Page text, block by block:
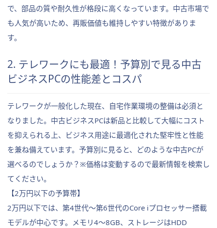
で、部品の質や耐久性が格段に高くなっています。中古市場で
も人気が高いため、再販価値も維持しやすい特徴がありま
す。
2. テレワークにも最適！予算別で見る中古
ビジネスPCの性能差とコスパ
テレワークが一般化した現在、自宅作業環境の整備は必須と
なりました。中古ビジネスPCは新品と比較して大幅にコスト
を抑えられる上、ビジネス用途に最適化された堅牢性と性能
を兼ね備えています。予算別に見ると、どのような中古PCが
選べるのでしょうか？※価格は変動するので最新情報を検索し
てください。
【2万円以下の予算帯】
2万円以下では、第4世代〜第6世代のCore iプロセッサー搭載
モデルが中心です。メモリ4〜8GB、ストレージはHDD